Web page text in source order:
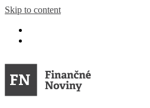
Skip to content